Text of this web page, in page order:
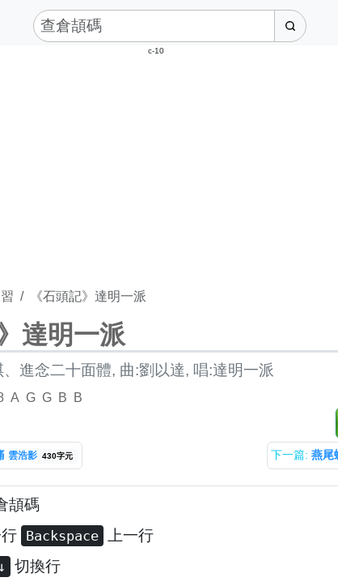
c-10
《石頭記》達明一派
達明一派
進念二十面體, 曲:劉以達, 唱:達明一派
A G G B B
雲浩影 430字元 下一篇: 燕尾
頡碼
Backspace
上一行
↓
切換行